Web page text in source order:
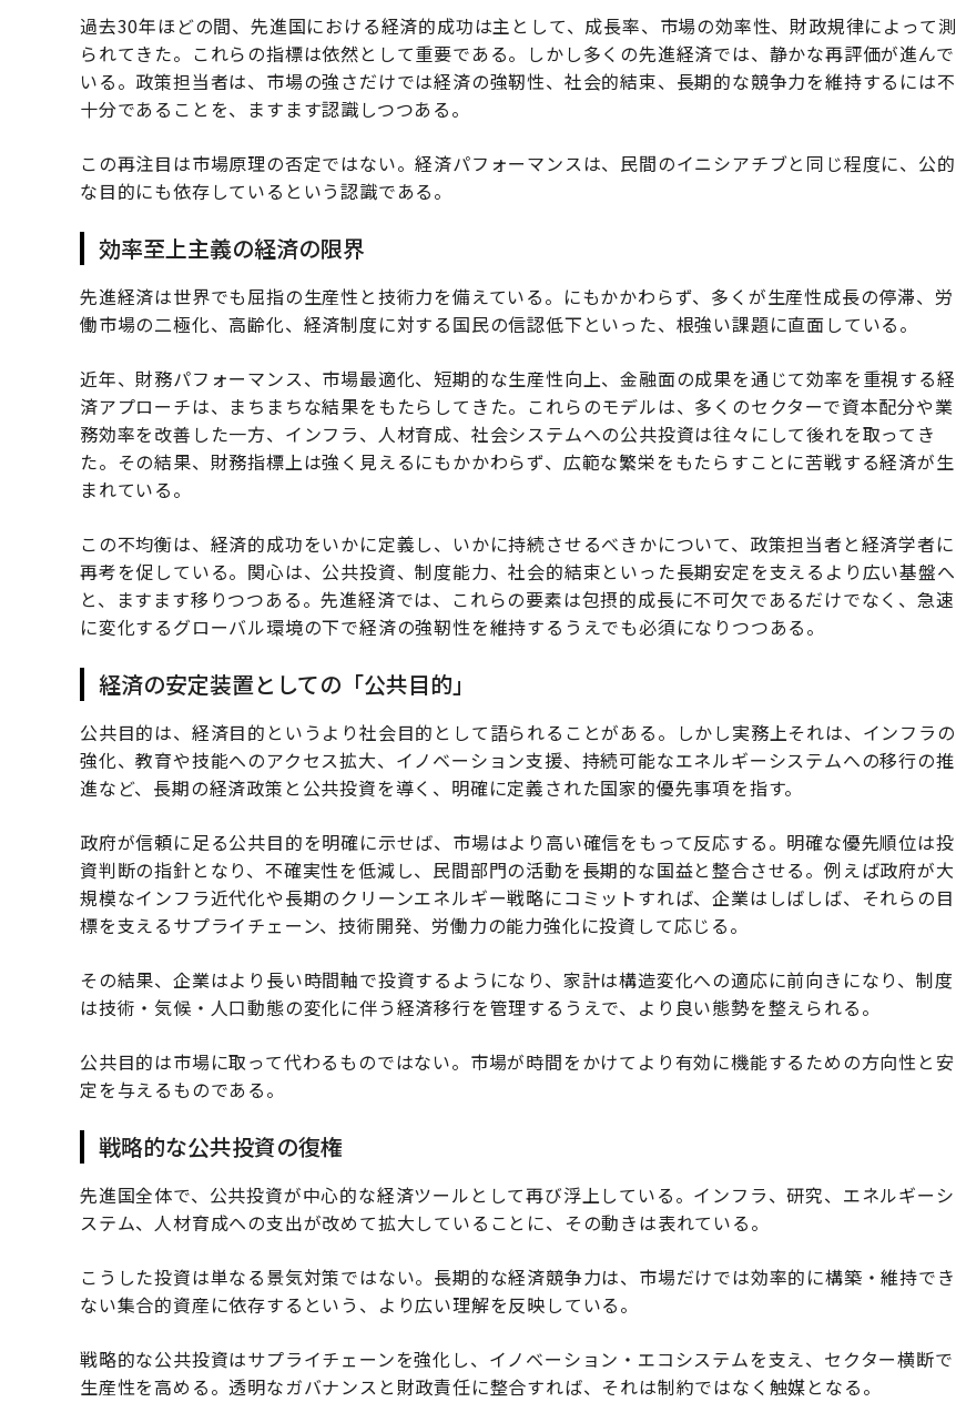
過去30年ほどの間、先進国における経済的成功は主として、成長率、市場の効率性、財政規律によって測
られてきた。これらの指標は依然として重要である。しかし多くの先進経済では、静かな再評価が進んで
いる。政策担当者は、市場の強さだけでは経済の強靭性、社会的結束、長期的な競争力を維持するには不
十分であることを、ますます認識しつつある。
この再注目は市場原理の否定ではない。経済パフォーマンスは、民間のイニシアチブと同じ程度に、公的
な目的にも依存しているという認識である。
効率至上主義の経済の限界
先進経済は世界でも屈指の生産性と技術力を備えている。にもかかわらず、多くが生産性成長の停滞、労
働市場の二極化、高齢化、経済制度に対する国民の信認低下といった、根強い課題に直面している。
近年、財務パフォーマンス、市場最適化、短期的な生産性向上、金融面の成果を通じて効率を重視する経
済アプローチは、まちまちな結果をもたらしてきた。これらのモデルは、多くのセクターで資本配分や業
務効率を改善した一方、インフラ、人材育成、社会システムへの公共投資は往々にして後れを取ってき
た。その結果、財務指標上は強く見えるにもかかわらず、広範な繁栄をもたらすことに苦戦する経済が生
まれている。
この不均衡は、経済的成功をいかに定義し、いかに持続させるべきかについて、政策担当者と経済学者に
再考を促している。関心は、公共投資、制度能力、社会的結束といった長期安定を支えるより広い基盤へ
と、ますます移りつつある。先進経済では、これらの要素は包摂的成長に不可欠であるだけでなく、急速
に変化するグローバル環境の下で経済の強靭性を維持するうえでも必須になりつつある。
経済の安定装置としての「公共目的」
公共目的は、経済目的というより社会目的として語られることがある。しかし実務上それは、インフラの
強化、教育や技能へのアクセス拡大、イノベーション支援、持続可能なエネルギーシステムへの移行の推
進など、長期の経済政策と公共投資を導く、明確に定義された国家的優先事項を指す。
政府が信頼に足る公共目的を明確に示せば、市場はより高い確信をもって反応する。明確な優先順位は投
資判断の指針となり、不確実性を低減し、民間部門の活動を長期的な国益と整合させる。例えば政府が大
規模なインフラ近代化や長期のクリーンエネルギー戦略にコミットすれば、企業はしばしば、それらの目
標を支えるサプライチェーン、技術開発、労働力の能力強化に投資して応じる。
その結果、企業はより長い時間軸で投資するようになり、家計は構造変化への適応に前向きになり、制度
は技術・気候・人口動態の変化に伴う経済移行を管理するうえで、より良い態勢を整えられる。
公共目的は市場に取って代わるものではない。市場が時間をかけてより有効に機能するための方向性と安
定を与えるものである。
戦略的な公共投資の復権
先進国全体で、公共投資が中心的な経済ツールとして再び浮上している。インフラ、研究、エネルギーシ
ステム、人材育成への支出が改めて拡大していることに、その動きは表れている。
こうした投資は単なる景気対策ではない。長期的な経済競争力は、市場だけでは効率的に構築・維持でき
ない集合的資産に依存するという、より広い理解を反映している。
戦略的な公共投資はサプライチェーンを強化し、イノベーション・エコシステムを支え、セクター横断で
生産性を高める。透明なガバナンスと財政責任に整合すれば、それは制約ではなく触媒となる。